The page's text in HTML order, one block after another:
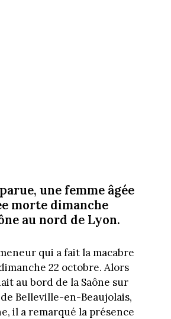
une femme âgée
morte dimanche
au nord de Lyon.
qui a fait la macabre
22 octobre. Alors
au bord de la Saône sur
Belleville-en-Beaujolais,
il a remarqué la présence